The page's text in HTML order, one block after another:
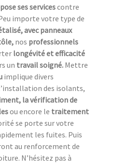
ses servicescontre
importe votre type de
avec panneaux
nos professionnels
longévité et efficacité
un travail soigné. Mettre
implique divers
des isolants,
la vérification de
ou encore le traitement
se porte sur votre
les fuites. Puis
au renforcement de
N’hésitez pas à